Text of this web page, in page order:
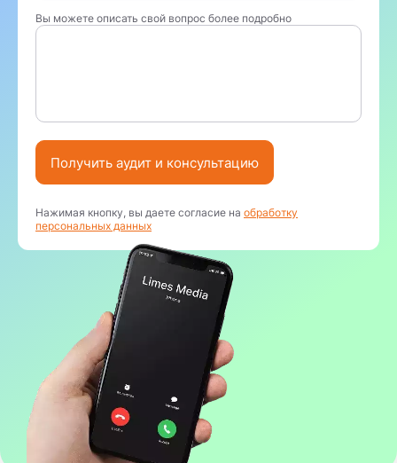
Вы можете описать свой вопрос более подробно
Получить аудит и консультацию
Нажимая кнопку, вы даете согласие на обработку
персональных данных